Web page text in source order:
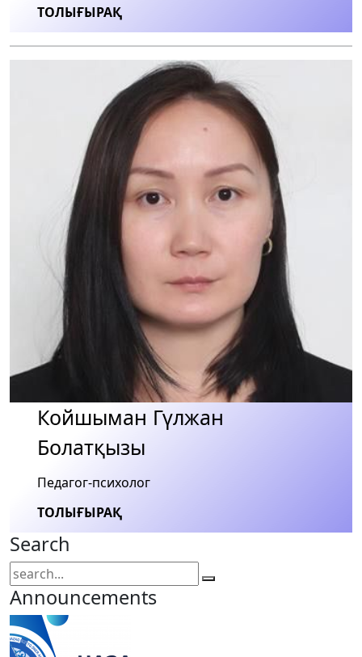
ТОЛЫҒЫРАҚ
Койшыман Гүлжан
Болатқызы
Педагог-психолог
ТОЛЫҒЫРАҚ
Search
Announcements